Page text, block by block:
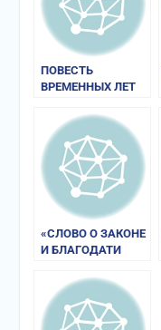
ПОВЕСТЬ
ВРЕМЕННЫХ ЛЕТ
«СЛОВО О ЗАКОНЕ
И БЛАГОДАТИ
ИЛАРИОНА»